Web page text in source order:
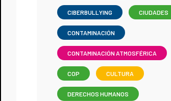
CIBERBULLYING CIUDADES
CONTAMINACIÓN
CONTAMINACIÓN ATMOSFÉRICA
COP CULTURA
DERECHOS HUMANOS